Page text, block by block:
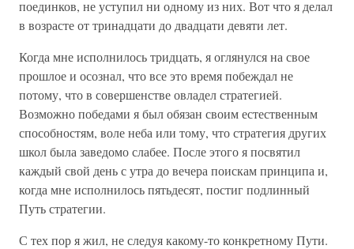
поединков, не уступил ни одному из них. Вот что я делал
в возрасте от тринадцати до двадцати девяти лет.
Когда мне исполнилось тридцать, я оглянулся на свое
прошлое и осознал, что все это время побеждал не
потому, что в совершенстве овладел стратегией.
Возможно победами я был обязан своим естественным
способностям, воле неба или тому, что стратегия других
школ была заведомо слабее. После этого я посвятил
каждый свой день с утра до вечера поискам принципа и,
когда мне исполнилось пятьдесят, постиг подлинный
Путь стратегии.
С тех пор я жил, не следуя какому-то конкретному Пути.